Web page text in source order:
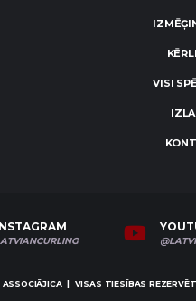
VISI
ASSOCIĀJICA | VISAS TIESĪBAS